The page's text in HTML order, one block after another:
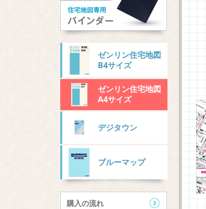
ゼンリン住宅地図
B4サイズ
ゼンリン住宅地図
A4サイズ
デジタウン
ブルーマップ
購入の流れ